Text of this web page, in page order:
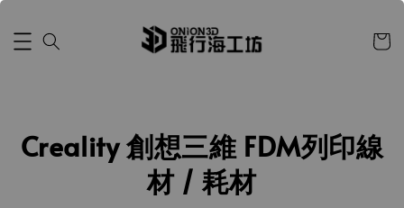
Creality 創想三維 FDM列印線
材 / 耗材